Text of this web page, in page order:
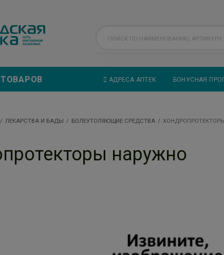
АДРЕСА АПТЕК БОНУСНАЯ
ЛЕКАРСТВА И БАДЫ БОЛЕУТОЛЯЮЩИЕ СРЕДСТВА
наружно